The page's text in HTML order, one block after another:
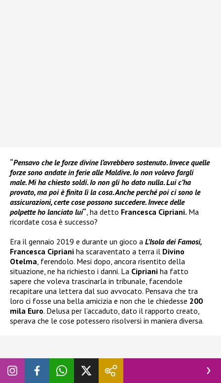
“Pensavo che le forze divine l’avrebbero sostenuto. Invece quelle
forze sono andate in ferie alle Maldive. Io non volevo fargli
male. Mi ha chiesto soldi. Io non gli ho dato nulla. Lui c’ha
provato, ma poi è finita lì la cosa. Anche perché poi ci sono le
assicurazioni, certe cose possono succedere. Invece delle
polpette ho lanciato lui“ , ha detto Francesca Cipriani. Ma
ricordate cosa è successo?
Era il gennaio 2019 e durante un gioco a L’Isola dei Famosi,
Francesca Cipriani ha scaraventato a terra il Divino
Otelma , ferendolo. Mesi dopo, ancora risentito della
situazione, ne ha richiesto i danni. La Cipriani ha fatto
sapere che voleva trascinarla in tribunale, facendole
recapitare una lettera dal suo avvocato. Pensava che tra
loro ci fosse una bella amicizia e non che le chiedesse 200
mila Euro. Delusa per l’accaduto, dato il rapporto creato,
sperava che le cose potessero risolversi in maniera diversa.